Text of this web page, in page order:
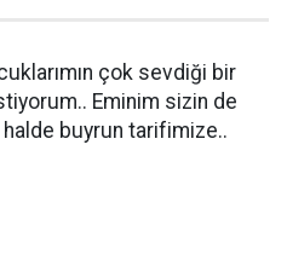
çok sevdiği bir
Eminim sizin de
buyrun tarifimize..